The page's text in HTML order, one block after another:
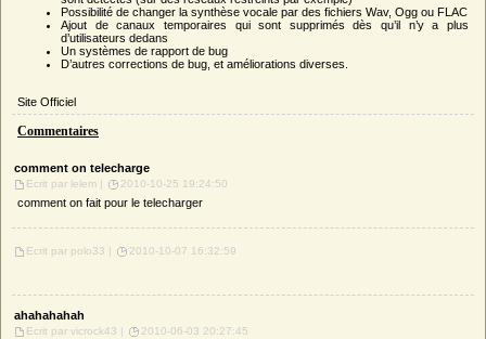
Possibilité de changer la synthèse vocale par des fichiers Wav, Ogg ou FLAC
Ajout de canaux temporaires qui sont supprimés dès qu’il n’y a plus
d’utilisateurs dedans
Un systèmes de rapport de bug
D’autres corrections de bug, et améliorations diverses.
Site Officiel
Commentaires
comment on telecharge
Ecrit par lelem | 2010-10-25 19:24:50
comment on fait pour le telecharger
Ecrit par polo33 | 2010-10-07 16:32:59
ahahahahah
Ecrit par vicrock43 | 2010-06-03 20:27:45